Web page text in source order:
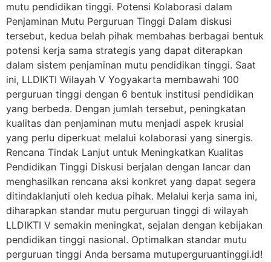
mutu pendidikan tinggi. Potensi Kolaborasi dalam
Penjaminan Mutu Perguruan Tinggi Dalam diskusi
tersebut, kedua belah pihak membahas berbagai bentuk
potensi kerja sama strategis yang dapat diterapkan
dalam sistem penjaminan mutu pendidikan tinggi. Saat
ini, LLDIKTI Wilayah V Yogyakarta membawahi 100
perguruan tinggi dengan 6 bentuk institusi pendidikan
yang berbeda. Dengan jumlah tersebut, peningkatan
kualitas dan penjaminan mutu menjadi aspek krusial
yang perlu diperkuat melalui kolaborasi yang sinergis.
Rencana Tindak Lanjut untuk Meningkatkan Kualitas
Pendidikan Tinggi Diskusi berjalan dengan lancar dan
menghasilkan rencana aksi konkret yang dapat segera
ditindaklanjuti oleh kedua pihak. Melalui kerja sama ini,
diharapkan standar mutu perguruan tinggi di wilayah
LLDIKTI V semakin meningkat, sejalan dengan kebijakan
pendidikan tinggi nasional. Optimalkan standar mutu
perguruan tinggi Anda bersama mutuperguruantinggi.id!